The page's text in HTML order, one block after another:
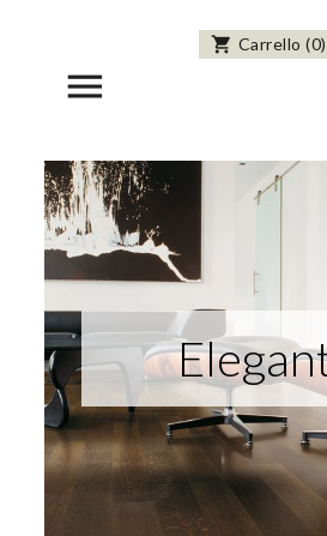
Carrello (0)
shopping_cart
menu